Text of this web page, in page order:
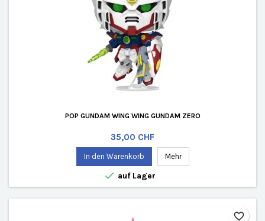
POP GUNDAM WING WING GUNDAM ZERO
Preis
35,00 CHF
In den Warenkorb Mehr
 auf Lager
favorite_border